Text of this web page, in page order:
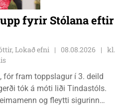
fyrir Stólana eftir
Lokað efni 08.08.2026
kl.
fór fram toppslagur í 3. deild
tók á móti liði Tindastóls.
og fleytti sigurinn